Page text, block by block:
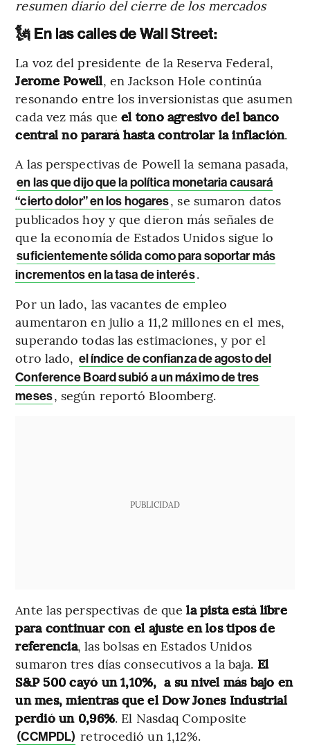
resumen diario del cierre de los mercados
🗽 En las calles de Wall Street:
La voz del presidente de la Reserva Federal,
Jerome Powell, en Jackson Hole continúa
resonando entre los inversionistas que asumen
cada vez más queel tono agresivo del banco
central no parará hasta controlar la inflación.
A las perspectivas de Powell la semana pasada,
en las que dijo que la política monetaria causará
“cierto dolor” en los hogares, se sumaron datos
publicados hoy y que dieron más señales de
que la economía de Estados Unidos sigue lo
suficientemente sólida como para soportar más
incrementos en la tasa de interés.
Por un lado, las vacantes de empleo
aumentaron en julio a 11,2 millones en el mes,
superando todas las estimaciones, y por el
otro lado, el índice de confianza de agosto del
Conference Board subió a un máximo de tres
meses, según reportó Bloomberg.
PUBLICIDAD
Ante las perspectivas de quela pista está libre
para continuar con el ajuste en los tipos de
referencia, las bolsas en Estados Unidos
sumaron tres días consecutivos a la baja. El
S&P 500 cayó un 1,10%, a su nivel más bajo en
un mes, mientras que el Dow Jones Industrial
perdió un 0,96%. El Nasdaq Composite
(CCMPDL) retrocedió un 1,12%.